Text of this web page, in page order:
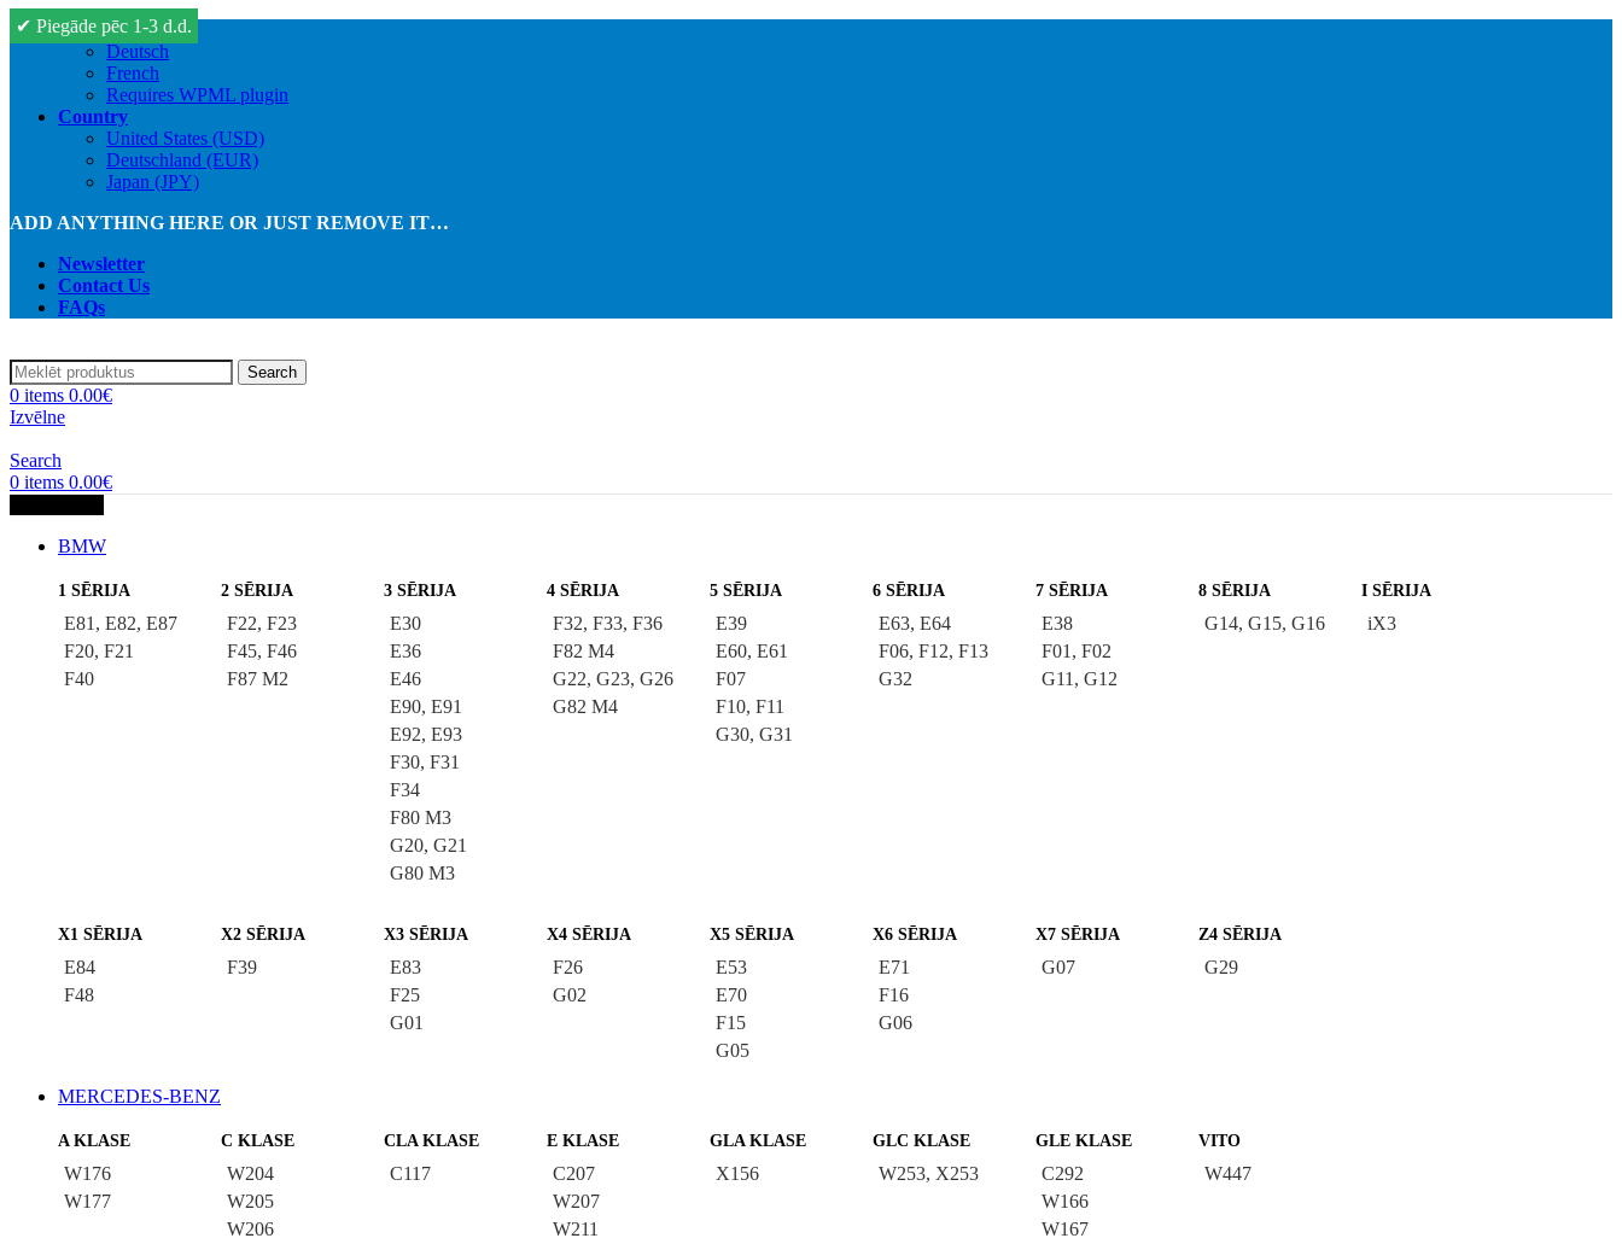
English
Deutsch
French
Requires WPML plugin
Country
United States (USD)
Deutschland (EUR)
Japan (JPY)
ADD ANYTHING HERE OR JUST REMOVE IT…
Newsletter
Contact Us
FAQs
Search
0 items 0.00€
Izvēlne
Search
0 items 0.00€
BMW
1 SĒRIJA
E81, E82, E87
F20, F21
F40
2 SĒRIJA
F22, F23
F45, F46
F87 M2
3 SĒRIJA
E30
E36
E46
E90, E91
E92, E93
F30, F31
F34
F80 M3
G20, G21
G80 M3
4 SĒRIJA
F32, F33, F36
F82 M4
G22, G23, G26
G82 M4
5 SĒRIJA
E39
E60, E61
F07
F10, F11
G30, G31
6 SĒRIJA
E63, E64
F06, F12, F13
G32
7 SĒRIJA
E38
F01, F02
G11, G12
8 SĒRIJA
G14, G15, G16
I SĒRIJA
iX3
X1 SĒRIJA
E84
F48
X2 SĒRIJA
F39
X3 SĒRIJA
E83
F25
G01
X4 SĒRIJA
F26
G02
X5 SĒRIJA
E53
E70
F15
G05
X6 SĒRIJA
E71
F16
G06
X7 SĒRIJA
G07
Z4 SĒRIJA
G29
MERCEDES-BENZ
A KLASE
W176
W177
C KLASE
W204
W205
W206
CLA KLASE
C117
E KLASE
C207
W207
W211
GLA KLASE
X156
GLC KLASE
W253, X253
GLE KLASE
C292
W166
W167
VITO
W447
✔ Piegāde pēc 1-3 d.d.